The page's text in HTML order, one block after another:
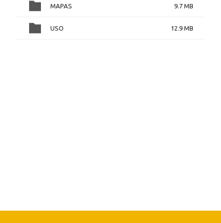
MAPAS 9.7 MB
USO 12.9 MB